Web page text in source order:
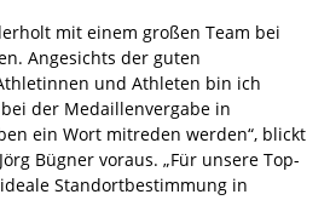
mit einem großen Team bei
Angesichts der guten
und Athleten bin ich
der Medaillenvergabe in
ein Wort mitreden werden“, blickt
Bügner voraus. „Für unsere Top-
Standortbestimmung in